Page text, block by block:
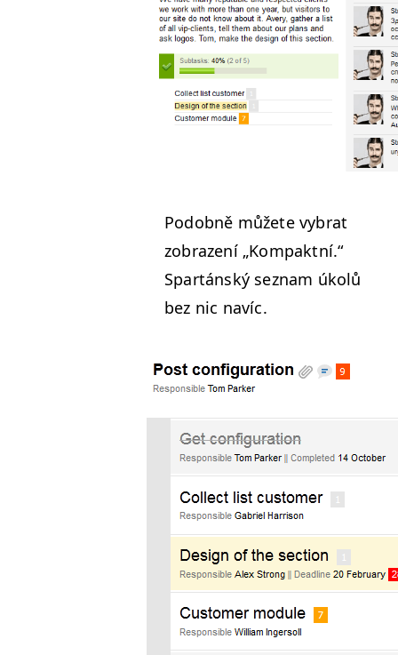
Podob­ně můžete vybrat
zobrazení „Kom­pak­t­ní.“
Spartán­ský sez­nam úkolů
bez nic navíc.